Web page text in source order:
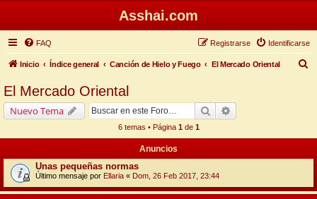
Asshai.com
FAQ Identificarse
Registrarse
Inicio Índice general Canción de Hielo y Fuego El Mercado Oriental
El Mercado Oriental
Nuevo Tema Buscar
6 temas • Página 1de 1
Anuncios
Unas pequeñas normas
Último mensaje por Ellaria « Dom, 26 Feb 2017, 23:44